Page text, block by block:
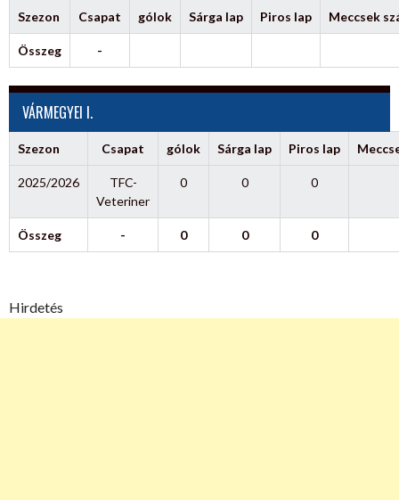
Szezon Csapat gólok Sárga lap Piros lap Meccsek
Összeg -
VÁRMEGYEI I.
Szezon Csapat gólok Sárga lap Piros lap
2025/2026
TFC-
Veteriner
0 0 0
Összeg - 0 0 0
Hirdetés